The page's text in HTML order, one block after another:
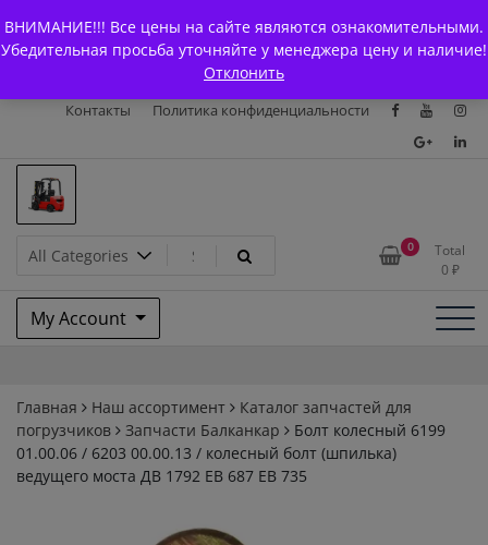
ВНИМАНИЕ!!! Все цены на сайте являются ознакомительными.
Убедительная просьба уточняйте у менеджера цену и наличие!
Отклонить
to
content
Главная
Магазин О Компании
Каталоги
Доставка и оплата
Контакты
Политика конфиденциальности
Запчасти для вилочых
погрузчиков и
электротележек Balkancar
0
Total
0 ₽
My Account
Главная Наш ассортимент
Каталог запчастей для
погрузчиков
Запчасти Балканкар
Болт колесный 6199
01.00.06 / 6203 00.00.13 / колесный болт (шпилька)
ведущего моста ДВ 1792 ЕВ 687 ЕВ 735